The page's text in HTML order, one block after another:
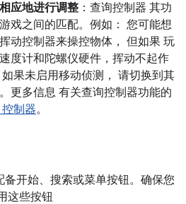
应地进行调整 ：查询控制器 其功
戏之间的匹配。例如： 您可能想
动控制器来操控物体， 但如果 玩
度计和陀螺仪硬件，挥动不起作
果未启用移动侦测， 请切换到其
更多信息 有关查询控制器功能的
制器。
开始、搜索或菜单按钮。确保您
这些按钮